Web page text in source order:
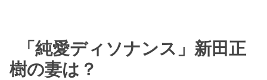
「純愛ディソナンス」新田正
樹の妻は？